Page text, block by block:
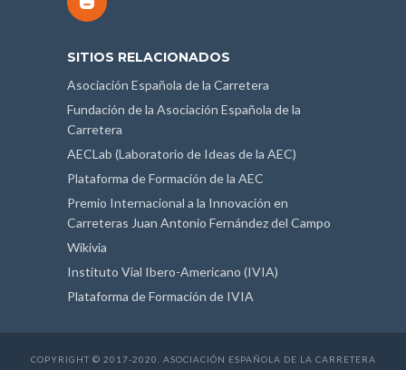
SITIOS RELACIONADOS
Asociación Española de la Carretera
Fundación de la Asociación Española de la
Carretera
AECLab (Laboratorio de Ideas de la AEC)
Plataforma de Formación de la AEC
Premio Internacional a la Innovación en
Carreteras Juan Antonio Fernández del Campo
Wikivia
Instituto Vial Ibero-Americano (IVIA)
Plataforma de Formación de IVIA
COPYRIGHT © 2017-2020. ASOCIACIÓN ESPAÑOLA DE LA CARRETERA